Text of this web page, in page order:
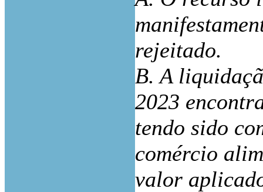
rejeitado.
B. A
2023
tendo sido
comércio
valor